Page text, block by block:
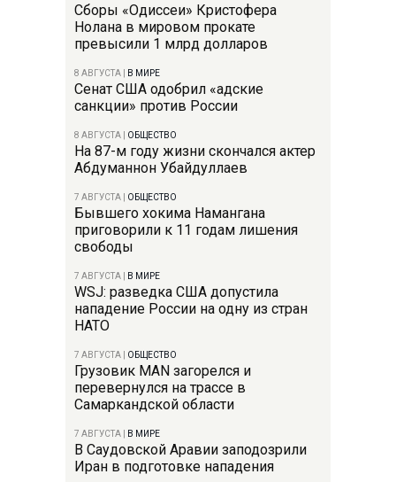
Сборы «Одиссеи» Кристофера
Нолана в мировом прокате
превысили 1 млрд долларов
8 АВГУСТА В МИРЕ
Сенат США одобрил «адские
санкции» против России
8 АВГУСТА ОБЩЕСТВО
На 87-м году жизни скончался актер
Абдуманнон Убайдуллаев
7 АВГУСТА ОБЩЕСТВО
Бывшего хокима Намангана
приговорили к 11 годам лишения
свободы
7 АВГУСТА В МИРЕ
WSJ: разведка США допустила
нападение России на одну из стран
НАТО
7 АВГУСТА ОБЩЕСТВО
Грузовик MAN загорелся и
перевернулся на трассе в
Самаркандской области
7 АВГУСТА В МИРЕ
В Саудовской Аравии заподозрили
Иран в подготовке нападения